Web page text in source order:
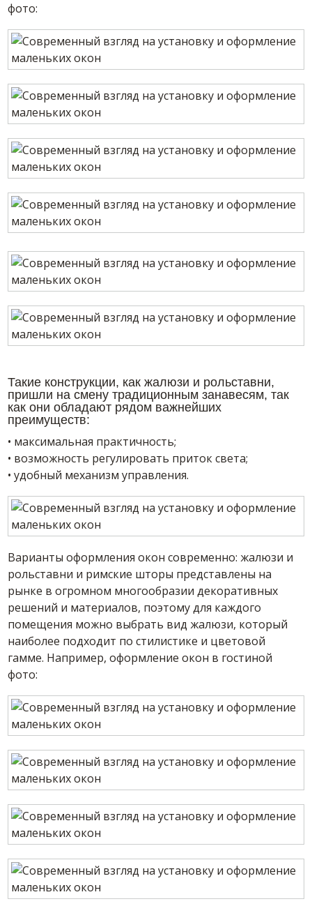
фото:
Такие конструкции, как жалюзи и рольставни,
пришли на смену традиционным занавесям, так
как они обладают рядом важнейших
преимуществ:
• максимальная практичность;
• возможность регулировать приток света;
• удобный механизм управления.
Варианты оформления окон современно: жалюзи и
рольставни и римские шторы представлены на
рынке в огромном многообразии декоративных
решений и материалов, поэтому для каждого
помещения можно выбрать вид жалюзи, который
наиболее подходит по стилистике и цветовой
гамме. Например, оформление окон в гостиной
фото: